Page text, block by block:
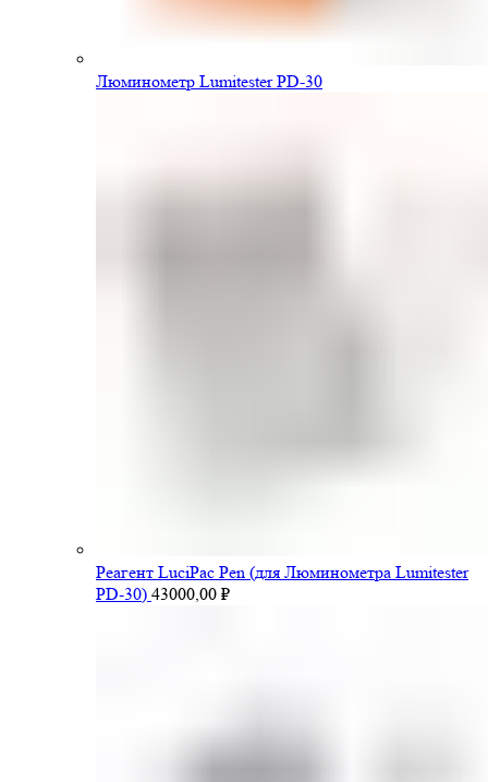
Люминометр Lumitester PD-30
Pеагент LuciPac Pen (для Люминометра Lumitester
PD-30) 43000,00 ₽